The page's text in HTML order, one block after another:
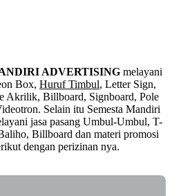
ADVERTISINGmelayani
Box, Huruf Timbul, Letter Sign,
Akrilik, Billboard, Signboard, Pole
Selain itu Semesta Mandiri
jasa pasang Umbul-Umbul, T-
Billboard dan materi promosi
dengan perizinan nya.